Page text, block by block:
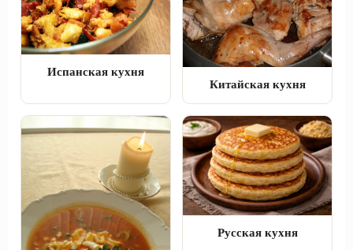
Испанская кухня
Китайская кухня
Русская кухня